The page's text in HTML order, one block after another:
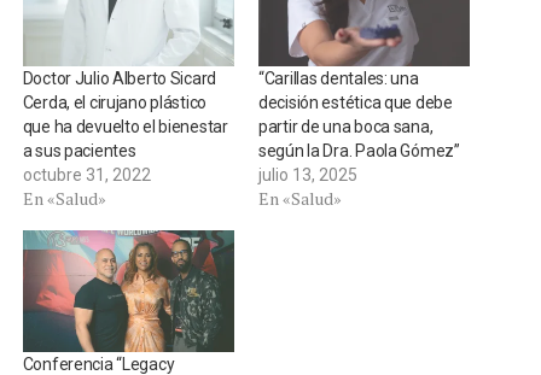
Doctor Julio Alberto Sicard
Cerda, el cirujano plástico
que ha devuelto el bienestar
a sus pacientes
octubre 31, 2022
En «Salud»
“Carillas dentales: una
decisión estética que debe
partir de una boca sana,
según la Dra. Paola Gómez”
julio 13, 2025
En «Salud»
Conferencia “Legacy